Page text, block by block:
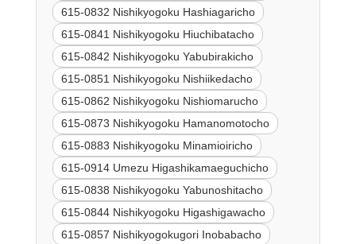
615-0832 Nishikyogoku Hashiagaricho
615-0841 Nishikyogoku Hiuchibatacho
615-0842 Nishikyogoku Yabubirakicho
615-0851 Nishikyogoku Nishiikedacho
615-0862 Nishikyogoku Nishiomarucho
615-0873 Nishikyogoku Hamanomotocho
615-0883 Nishikyogoku Minamioiricho
615-0914 Umezu Higashikamaeguchicho
615-0838 Nishikyogoku Yabunoshitacho
615-0844 Nishikyogoku Higashigawacho
615-0857 Nishikyogokugori Inobabacho